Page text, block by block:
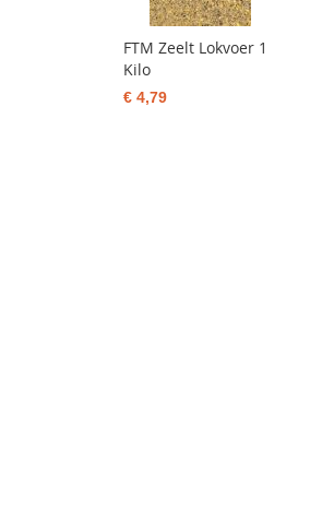
FTM Zeelt Lokvoer 1
Kilo
€ 4,79